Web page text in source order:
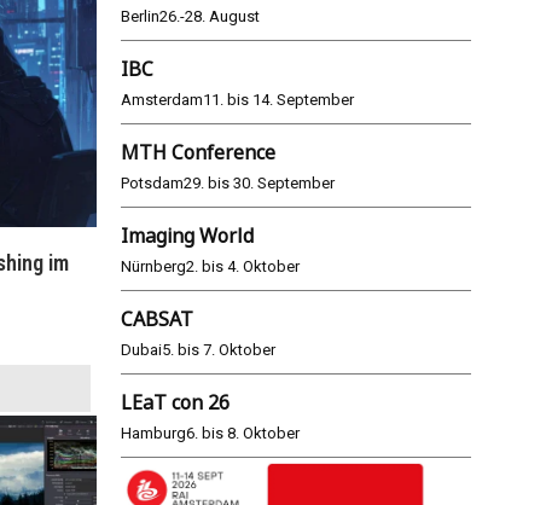
im
WM 2026: ARD und ZDF im Remote-
Modus
Berlin26.-28. August
IBC
Amsterdam11. bis 14. September
MTH Conference
Potsdam29. bis 30. September
Imaging World
Nürnberg2. bis 4. Oktober
CABSAT
Dubai5. bis 7. Oktober
LEaT con 26
Hamburg6. bis 8. Oktober